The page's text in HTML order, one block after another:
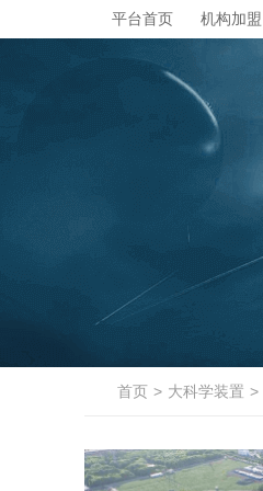
平台首页 机构加盟
首页 > 大科学装置 >